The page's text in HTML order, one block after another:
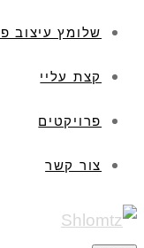
שלומץ עיצוב
קצת עליי
פרויקטים
צור קשר